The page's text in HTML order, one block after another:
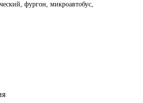
фургон, микроавтобус,